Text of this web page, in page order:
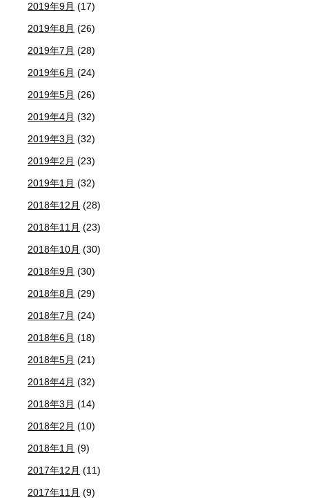
2019年9月 (17)
2019年8月 (26)
2019年7月 (28)
2019年6月 (24)
2019年5月 (26)
2019年4月 (32)
2019年3月 (32)
2019年2月 (23)
2019年1月 (32)
2018年12月 (28)
2018年11月 (23)
2018年10月 (30)
2018年9月 (30)
2018年8月 (29)
2018年7月 (24)
2018年6月 (18)
2018年5月 (21)
2018年4月 (32)
2018年3月 (14)
2018年2月 (10)
2018年1月 (9)
2017年12月 (11)
2017年11月 (9)